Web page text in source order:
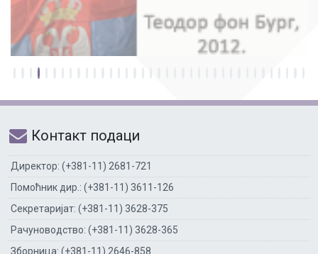
Контакт подаци
Директор: (+381-11) 2681-721
Помоћник дир.: (+381-11) 3611-126
Секретаријат: (+381-11) 3628-375
Рачуноводство: (+381-11) 3628-365
Зборница: (+381-11) 2646-858